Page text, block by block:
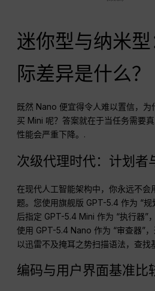
迷你型与纳米
际差异是什么？
既然 Nano 便宜得令人难以置信，为
买 Mini 呢？答案就在于当任务需要
性能会严重下降。.
次级代理时代：计划者
在现代人工智能架构中，你永远不会
题。您使用旗舰版 GPT-5.4 作为 “
后指定 GPT-5.4 Mini 作为 “执行器”
使用 GPT-5.4 Nano 作为 “审查器”
以迅雷不及掩耳之势扫描语法，查找
编码与用户界面基准比